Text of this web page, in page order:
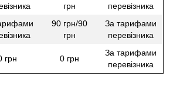
грн
перевізника
90 грн/90
грн
За тарифами
перевізника
грн 0 грн
За тарифами
перевізника